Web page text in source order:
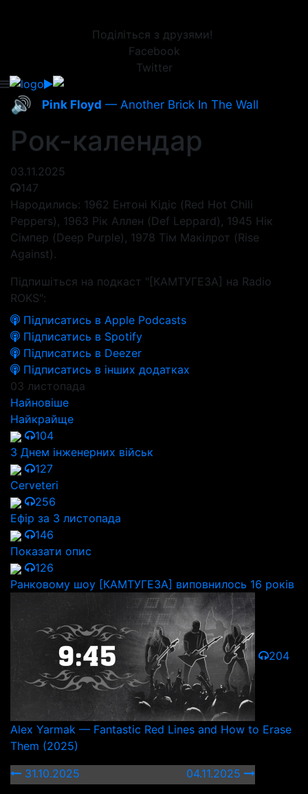
Поділіться з друзями!
Facebook
Twitter
🔊 Pink Floyd — Another Brick In The Wall
Рок-календар
03.11.2025
147
Народились: 1962 Ентоні Кідіс (Red Hot Chili
Peppers), 1963 Рік Аллен (Def Leppard), 1945 Нік
Сімпер (Deep Purple), 1978 Тім Макілрот (Rise
Against).
Підпишіться на подкаст "[КАМТУГЕЗА] на Radio
ROKS":
Підписатись в Apple Podcasts
Підписатись в Spotify
Підписатись в Deezer
Підписатись в інших додатках
03 листопада
Найновіше
Найкрайще
104
З Днем інженерних військ
127
Cerveteri
256
Ефір за 3 листопада
146
Показати опис
126
Ранковому шоу [КАМТУГЕЗА] виповнилось 16 років
204
Alex Yarmak — Fantastic Red Lines and How to Erase
Them (2025)
31.10.2025
04.11.2025